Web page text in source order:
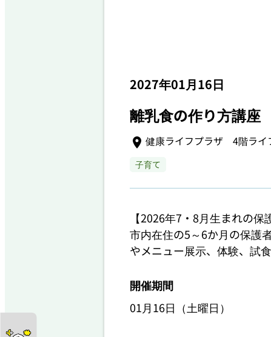
2027年01月16日
離乳食の作り方講
健康ライフプラザ 4階ライ
子育て
【2026年7・8月生まれの保
市内在住の5～6か月の保護
やメニュー展示、体験、試食
開催期間
01月16日（土曜日）